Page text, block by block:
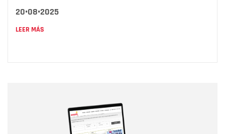
20•08•2025
LEER MÁS
Correo electrónico